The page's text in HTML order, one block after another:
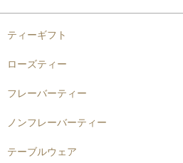
ティーギフト
ローズティー
フレーバーティー
ノンフレーバーティー
テーブルウェア